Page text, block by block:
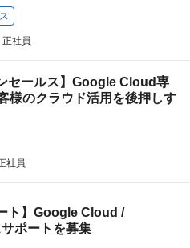
正社員
セールス】Google Cloud専
様のクラウド活用を後押しす
社員
ト】Google Cloud /
ポートを募集